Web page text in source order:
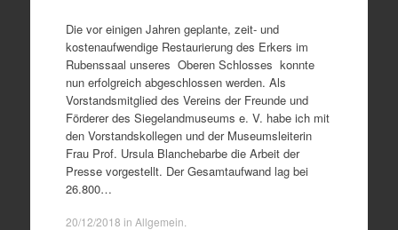
Die vor einigen Jahren geplante, zeit- und
kostenaufwendige Restaurierung des Erkers im
Rubenssaal unseres Oberen Schlosses konnte
nun erfolgreich abgeschlossen werden. Als
Vorstandsmitglied des Vereins der Freunde und
Förderer des Siegelandmuseums e. V. habe ich mit
den Vorstandskollegen und der Museumsleiterin
Frau Prof. Ursula Blanchebarbe die Arbeit der
Presse vorgestellt. Der Gesamtaufwand lag bei
26.800…
20/12/2018 in Allgemein